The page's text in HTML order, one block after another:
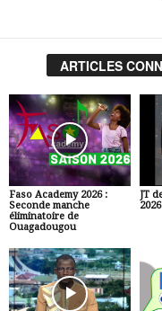
ARTICLES
Faso Academy 2026 :
Seconde manche
éliminatoire de
Ouagadougou
JT
2026